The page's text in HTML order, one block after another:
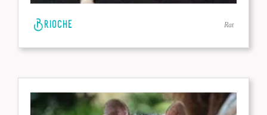
Brioche Rat